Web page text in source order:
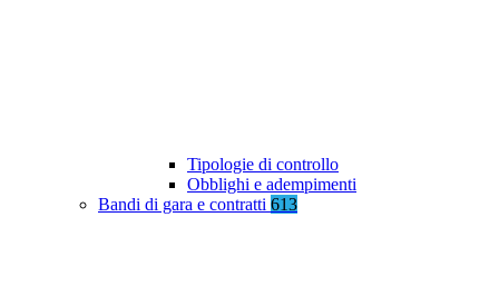
Tipologie di controllo
Obblighi e adempimenti
Bandi di gara e contratti 613